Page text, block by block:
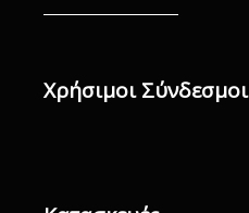
Χρήσιμοι Σύνδεσμοι